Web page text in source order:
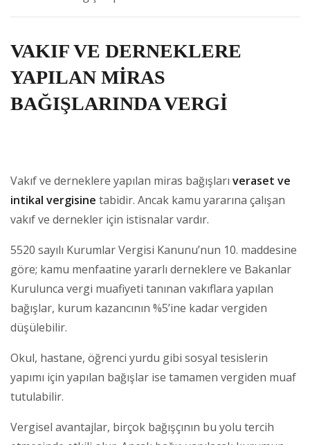
VAKIF VE DERNEKLERE
YAPILAN MİRAS
BAĞIŞLARINDA VERGİ
Vakıf ve derneklere yapılan miras bağışları veraset ve
intikal vergisine tabidir. Ancak kamu yararına çalışan
vakıf ve dernekler için istisnalar vardır.
5520 sayılı Kurumlar Vergisi Kanunu’nun 10. maddesine
göre; kamu menfaatine yararlı derneklere ve Bakanlar
Kurulunca vergi muafiyeti tanınan vakıflara yapılan
bağışlar, kurum kazancının %5’ine kadar vergiden
düşülebilir.
Okul, hastane, öğrenci yurdu gibi sosyal tesislerin
yapımı için yapılan bağışlar ise tamamen vergiden muaf
tutulabilir.
Vergisel avantajlar, birçok bağışçının bu yolu tercih